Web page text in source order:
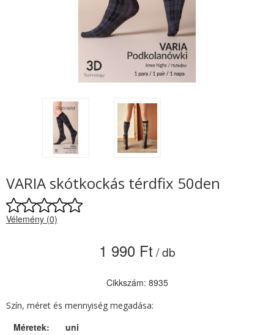
VARIA skótkockás térdfix 50den
Vélemény (0)
1 990 Ft / db
Cikkszám: 8935
Szín, méret és mennyiség megadása:
Méretek:
uni